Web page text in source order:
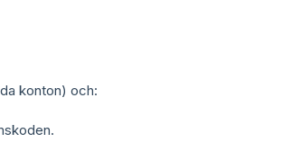
konton) och: